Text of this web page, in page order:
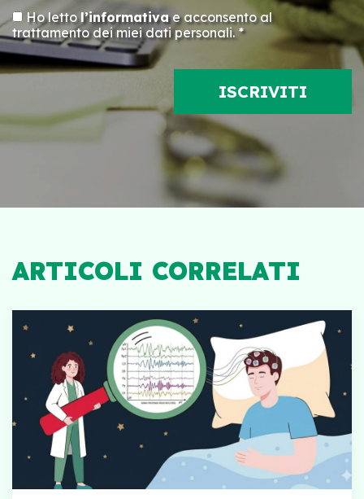
Ho lettol’informativae acconsento al
trattamento dei miei dati personali. *
ARTICOLI CORRELATI